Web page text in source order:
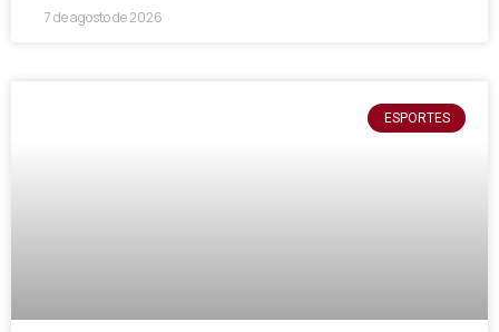
7 de agosto de 2026
ESPORTES